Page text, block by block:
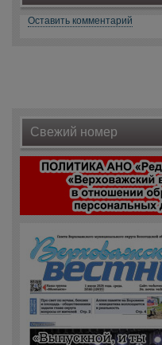
Оставить комментарий
Свежий номер